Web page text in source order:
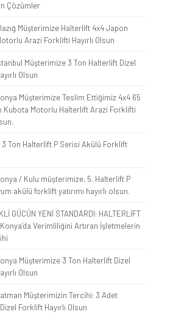
Çözümler
Müşterimize Halterlift 4x4 Japon
Arazi Forklifti Hayırlı Olsun
Müşterimize 3 Ton Halterlift Dizel
Olsun
Müşterimize Teslim Ettiğimiz 4x4 65
Kubota Motorlu Halterlift Arazi Forklifti
3 Ton Halterlift P Serisi Akülü Forklift
/ Kulu müşterimize, 5. Halterlift P
akülü forklift yatırımı hayırlı olsun.
GÜCÜN YENİ STANDARDI: HALTERLİFT
Konya’da Verimliliğini Artıran İşletmelerin
Müşterimize 3 Ton Halterlift Dizel
Olsun
Müşterimizin Tercihi: 3 Adet
Forklift Hayırlı Olsun